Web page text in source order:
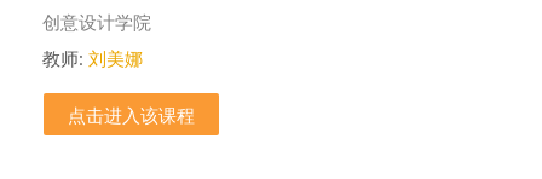
课程类别
创意设计学院
教师: 刘美娜
点击进入该课程